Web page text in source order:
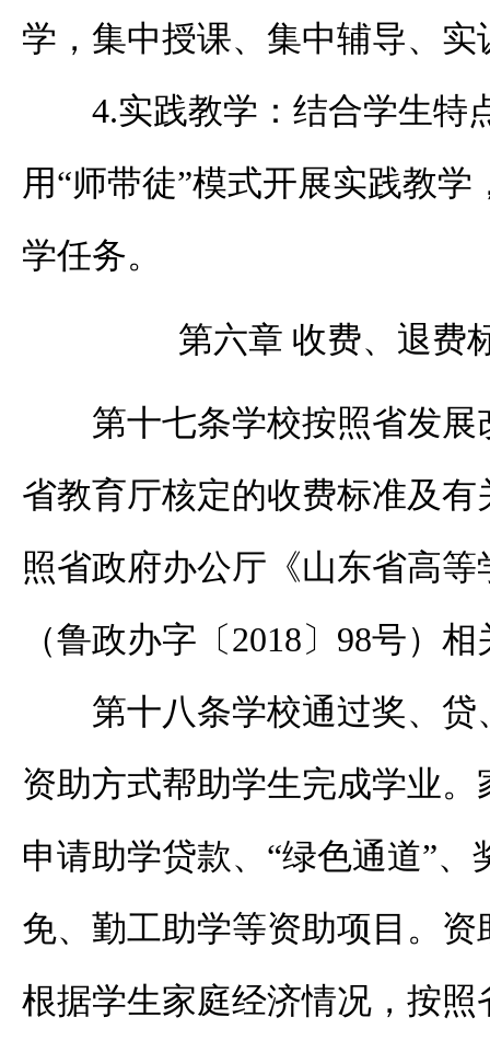
学，集中授课、集中辅导、
4.实践教学：结合学生特
用“师带徒”模式开展实践教
学任务。
第六章 收费、退费
第十七条学校按照省发
省教育厅核定的收费标准及
照省政府办公厅《山东省高
（鲁政办字〔2018〕98号）
第十八条学校通过奖、
资助方式帮助学生完成学业
申请助学贷款、“绿色通道”
免、勤工助学等资助项目。
根据学生家庭经济情况，按